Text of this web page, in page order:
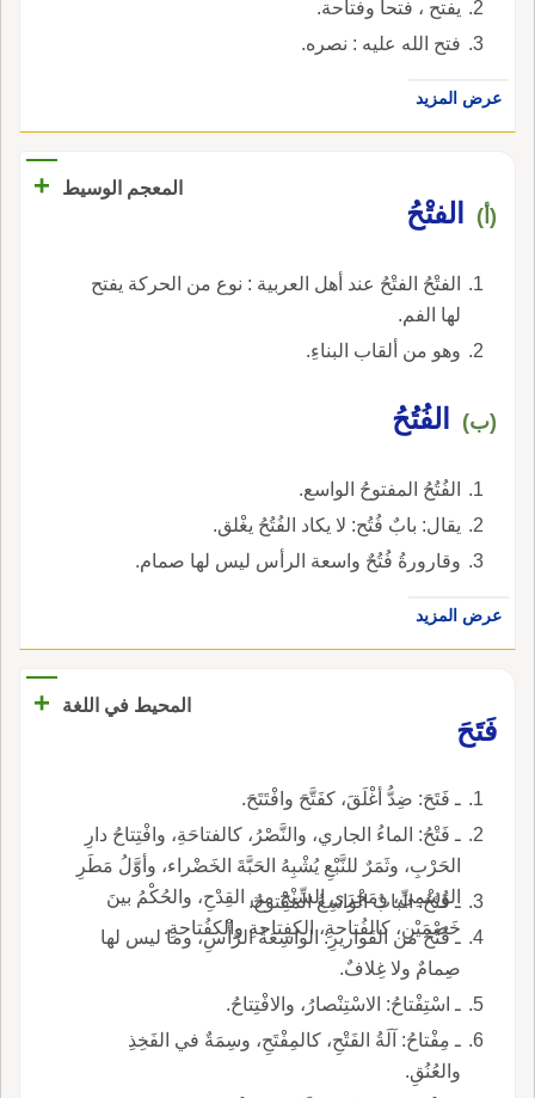
يفتح ، فتحا وفتاحة.
فتح الله عليه : نصره.
عرض المزيد
المعجم الوسيط +
(أ) الفتْحُ
الفتْحُ الفتْحُ عند أهل العربية : نوع من الحركة يفتح
لها الفم.
وهو من ألقاب البناءِ.
(ب) الفُتُحُ
الفُتُحُ المفتوحُ الواسع.
يقال: بابٌ فُتُح: لا يكاد الفُتُحُ يغْلق.
وقارورةُ فُتُحٌ واسعة الرأس ليس لها صمام.
عرض المزيد
المحيط في اللغة
+
فَتَحَ
ـ فَتَحَ: ضِدُّ أغْلَقَ، كفَتَّحَ وافْتَتَحَ.
ـ فَتْحُ: الماءُ الجاري، والنَّصْرُ، كالفتاحَةِ، وافْتِتاحُ دارِ
الحَرْبِ، وثَمَرٌ للنَّبْعِ يُشْبِهُ الحَبَّةَ الخَضْراء، وأوَّلُ مَطَرِ
الوَسْمِيِّ، ومَجْرَى السِّنْخِ من القِدْحِ، والحُكْمُ بينَ
خَصْمَيْنِ، كالفُتاحةِ، الكفِتاحةِ والكفُتاحةِ.
ـ فُتُحُ: البابُ الواسِعُ المَفْتوحُ.
ـ فُتُحُ من القَواريرِ: الواسِعَةُ الرَّأْسِ، وما ليس لها
صِمامٌ ولا غِلافٌ.
ـ اسْتِفْتاحُ: الاسْتِنْصارُ، والافْتِتاحُ.
ـ مِفْتاحُ: آلَةُ الفَتْحِ، كالمِفْتَحِ، وسِمَةٌ في الفَخِذِ
والعُنُقِ.